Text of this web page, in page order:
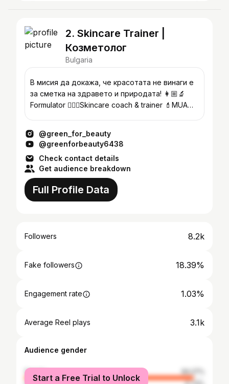
2. Skincare Trainer |
Козметолог
Bulgaria
В мисия да докажа, че красотата не винаги е
за сметка на здравето и природата! 👩🏼‍🔬
Formulator 💆🏼‍♀️Skincare coach & trainer 💄MUA
@green_for_beauty
@greenforbeauty6438
Check contact details
Get audience breakdown
Full Profile Data
Followers 8.2k
Fake followers 18.39%
Engagement rate 1.03%
Average Reel plays 3.1k
Audience gender
female
94.27%
Start a Free Trial to Unlock